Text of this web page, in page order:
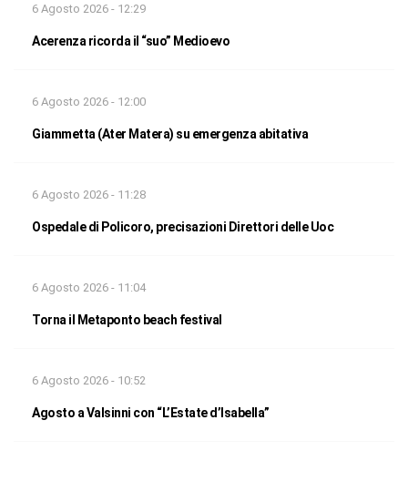
6 Agosto 2026 - 12:29
Acerenza ricorda il “suo” Medioevo
6 Agosto 2026 - 12:00
Giammetta (Ater Matera) su emergenza abitativa
6 Agosto 2026 - 11:28
Ospedale di Policoro, precisazioni Direttori delle Uoc
6 Agosto 2026 - 11:04
Torna il Metaponto beach festival
6 Agosto 2026 - 10:52
Agosto a Valsinni con “L’Estate d’Isabella”